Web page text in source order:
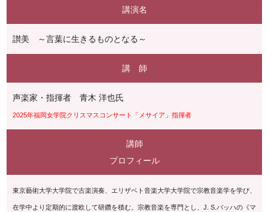
講演名
讃美 ～言葉に生きるものとなる～
講 師
声楽家・指揮者 青木 洋也氏
2025年福岡女学院クリスマスコンサート「メサイア」指揮者
講師
プロフィール
東京藝術大学大学院で古楽演奏、エリザベト音楽大学大学院で宗教音楽学を学び、
在学中より定期的に渡欧して研鑽を積む。宗教音楽を専門とし、J. S.バッハの《マ